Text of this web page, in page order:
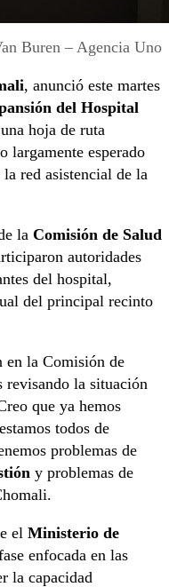
Buren – Agencia Uno
, anunció este martes
del Hospital
hoja de ruta
largamente esperado
la red asistencial de la
la Comisión de Salud
autoridades
del hospital,
del principal recinto
en la Comisión de
revisando la situación
que ya hemos
todos de
problemas de
y problemas de
el Ministerio de
enfocada en las
la capacidad